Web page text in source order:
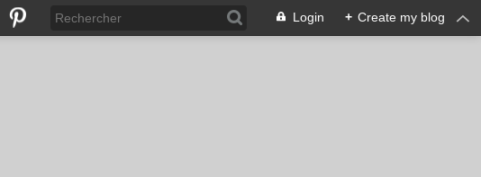
Login + Create my blog